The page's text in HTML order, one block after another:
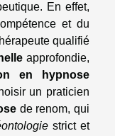
En effet,
et du
qualifié
approfondie,
en hypnose
un praticien
de renom, qui
strict et